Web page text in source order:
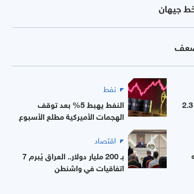
جيهان
صادرات مصر البترولية تتجاوز 2.3
نفط
النفط يهبط 5% بعد توقف
الهجمات الأميركية مطلع الأسبوع
اقتصاد
بـ 200 مليار دولار.. العراق يُبرم 7
اتفاقيات في واشنطن